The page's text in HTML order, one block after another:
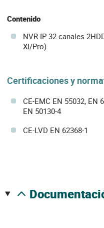
Contenido
NVR IP 32 canales
XI/Pro)
Certificaciones y
CE-EMC EN 55032, EN
EN 50130-4
CE-LVD EN 62368-1